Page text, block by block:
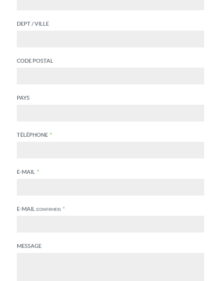
DEPT / VILLE
CODE POSTAL
PAYS
TÉLÉPHONE *
E-MAIL *
E-MAIL(CONFIRMER) *
MESSAGE